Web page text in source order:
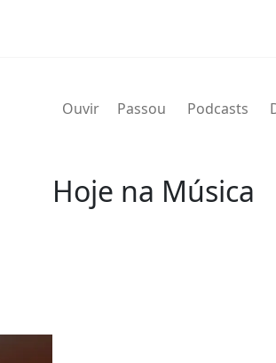
Ouvir Passou Podcasts
Hoje na Música